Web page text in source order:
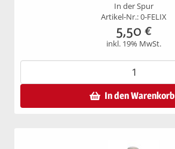
In der Spur
Artikel-Nr.: 0-FELIX
5,50 €
inkl. 19% MwSt.
In den Warenkorb